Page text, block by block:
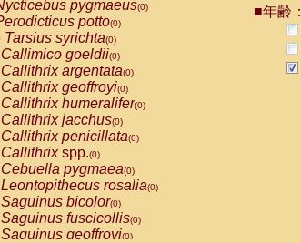
pygmaeus(0)
potto(0)
Tarsius syrichta(0)
Callimico goeldii(0)
Callithrix argentata(0)
Callithrix geoffroyi(0)
Callithrix humeralifer(0)
Callithrix jacchus(0)
Callithrix penicillata(0)
Callithrixspp.(0)
Cebuella pygmaea(0)
Leontopithecus rosalia(0)
Saguinus bicolor(0)
Saguinus fuscicollis(0)
Saguinus geoffroyi(0)
■年齢：